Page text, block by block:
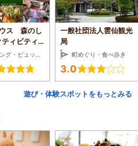
ス 森のし
ィビティ
雲仙
一般社団法人雲仙観光
局
町めぐり・食べ歩き
3.0
遊び・体験スポットをもっとみる